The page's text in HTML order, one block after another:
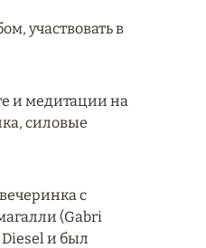
участвовать в
и медитации на
силовые
с
(Gabri
и был